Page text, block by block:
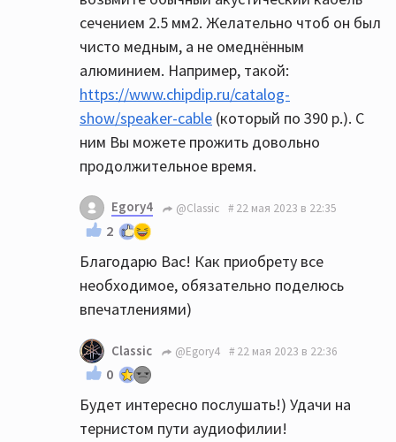
сечением 2.5 мм2. Желательно чтоб он был
чисто медным, а не омеднённым
алюминием. Например, такой:
https://www.chipdip.ru/catalog-
show/speaker-cable (который по 390 р.). С
ним Вы можете прожить довольно
продолжительное время.
Egory4 @Classic 22 мая 2023 в 22:35
2
Благодарю Вас! Как приобрету все
необходимое, обязательно поделюсь
впечатлениями)
Classic @Egory4 22 мая 2023 в 22:36
0
Будет интересно послушать!) Удачи на
тернистом пути аудиофилии!